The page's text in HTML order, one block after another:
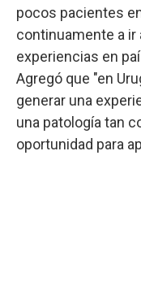
pocos pacientes
continuamente a ir
experiencias en
Agregó que "en
generar una
una patología tan
oportunidad para